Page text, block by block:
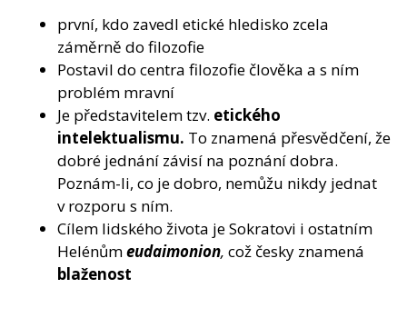
první, kdo zavedl etické hledisko zcela
záměrně do filozofie
Postavil do centra filozofie člověka a s ním
problém mravní
Je představitelem tzv. etického
intelektualismu. To znamená přesvědčení, že
dobré jednání závisí na poznání dobra.
Poznám-li, co je dobro, nemůžu nikdy jednat
v rozporu s ním.
Cílem lidského života je Sokratovi i ostatním
Helénůmeudaimonion, což česky znamená
blaženost